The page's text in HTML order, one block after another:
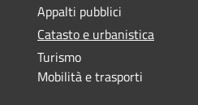
Appalti pubblici
Catasto e urbanistica
Turismo
Mobilità e trasporti